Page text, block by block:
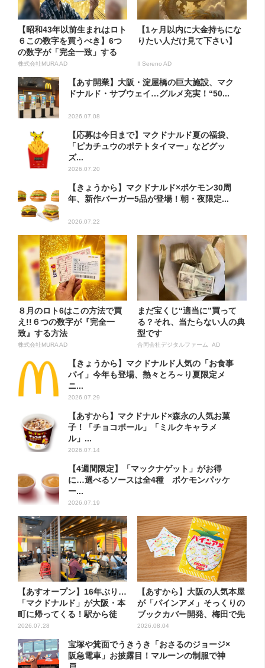
【昭和43年以前生まれはロト
６この数字を買うべき】6つ
の数字が「完全一致」する
方...
株式会社MURA AD
【1ヶ月以内に大金持ちにな
りたい人だけ見て下さい】
Il Sereno AD
【あす開業】大阪・淀屋橋の巨大施設、マク
ドナルド・サブウェイ…グルメ充実！“50...
2026.07.08
【応募は今日まで】マクドナルド夏の福袋、
「ピカチュウのポテトタイマー」などグッ
ズ...
2026.07.20
【きょうから】マクドナルド×ポケモン30周
年、新作バーガー5品が登場！朝・夜限定...
2026.07.22
８月のロト6はこの方法で買
え!!６つの数字が『完全一
致』する方法
株式会社MURA AD
まだ宝くじ“適当に”買って
る？それ、当たらない人の典
型です
合同会社デジタルファーム AD
【きょうから】マクドナルド人気の「お食事
パイ」今年も登場、熱々とろ～り夏限定メ
ニ...
2026.07.29
【あすから】マクドナルド×森永の人気お菓
子！「チョコボール」「ミルクキャラメ
ル」...
2026.07.14
【4週間限定】「マックナゲット」がお得
に…選べるソースは全4種 ポケモンパッケ
ー...
2026.07.19
【あすオープン】16年ぶり…
「マクドナルド」が大阪・本
町に帰ってくる！駅から徒
歩...
2026.07.28
【あすから】大阪の人気本屋
が「パインアメ」そっくりの
ブックカバー開発、梅田で先
行...
2026.08.04
宝塚や箕面でうきうき「おさるのジョージ×
阪急電車」お披露目！マルーンの制服で神